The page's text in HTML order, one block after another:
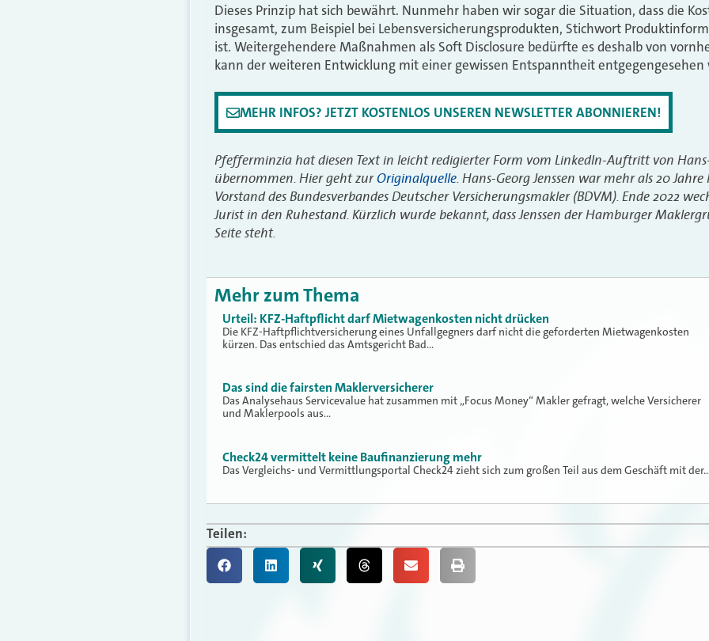
Dieses Prinzip hat sich bewährt. Nunmehr haben wir sogar die Situation, dass die
insgesamt, zum Beispiel bei Lebensversicherungsprodukten, Stichwort
ist. Weitergehendere Maßnahmen als Soft Disclosure bedürfte es deshalb von
kann der weiteren Entwicklung mit einer gewissen Entspanntheit entgegengesehen
MEHR INFOS? JETZT KOSTENLOS UNSEREN NEWSLETTER ABONNIEREN!
Pfefferminzia hat diesen Text in leicht redigierter Form vom LinkedIn-Auftritt von
übernommen. Hier geht zurOriginalquelle. Hans-Georg Jenssen war mehr als 20
Vorstand des Bundesverbandes Deutscher Versicherungsmakler (BDVM). Ende 2022
Jurist in den Ruhestand. Kürzlich wurde bekannt, dass Jenssen der Hamburger
Seite steht.
Mehr zum Thema
Urteil: KFZ-Haftpflicht darf Mietwagenkosten nicht drücken
Die KFZ-Haftpflichtversicherung eines Unfallgegners darf nicht die geforderten Mietwagenkosten
kürzen. Das entschied das Amtsgericht Bad…
Das sind die fairsten Maklerversicherer
Das Analysehaus Servicevalue hat zusammen mit „Focus Money“ Makler gefragt, welche Versicherer
und Maklerpools aus…
Check24 vermittelt keine Baufinanzierung mehr
Das Vergleichs- und Vermittlungsportal Check24 zieht sich zum großen Teil aus dem Geschäft mit
Teilen: